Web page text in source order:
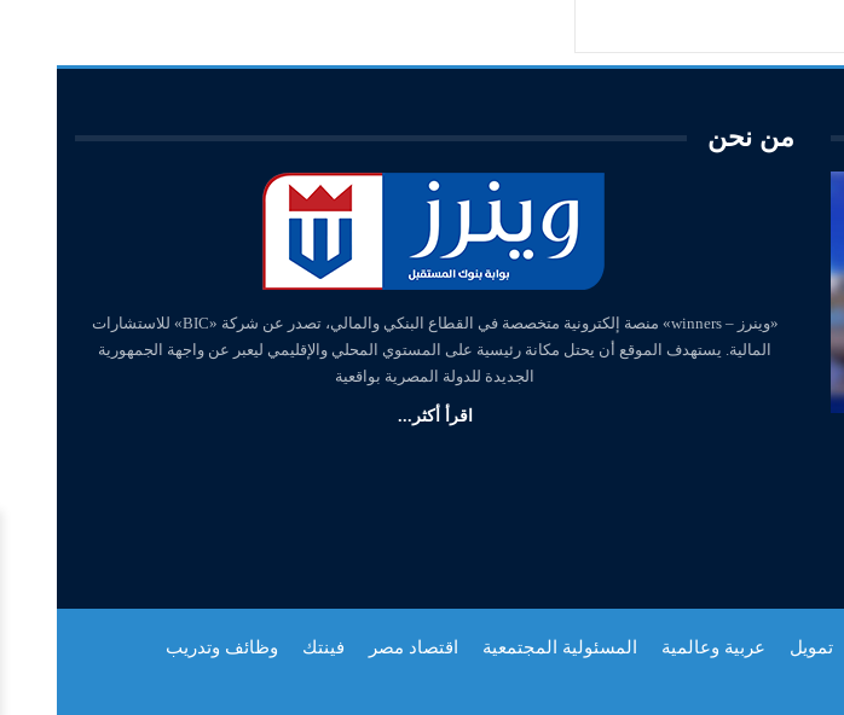
من نحن
«وينرز – winners» منصة إلكترونية متخصصة في القطاع البنكي والمالي، تصدر عن شركة «BIC» للاستشارات
المالية. يستهدف الموقع أن يحتل مكانة رئيسية على المستوي المحلي والإقليمي ليعبر عن واجهة الجمهورية
الجديدة للدولة المصرية بواقعية
اقرأ أكثر...
تمويل عربية وعالمية المسئولية المجتمعية اقتصاد مصر فينتك وظائف وتدريب